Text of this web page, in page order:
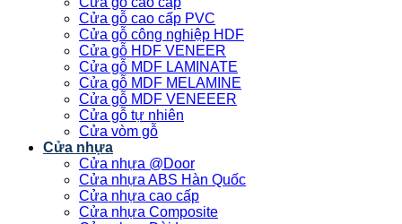
Cửa gỗ cao cấp PVC
Cửa gỗ công nghiệp HDF
Cửa gỗ HDF VENEER
Cửa gỗ MDF LAMINATE
Cửa gỗ MDF MELAMINE
Cửa gỗ MDF VENEEER
Cửa gỗ tự nhiên
Cửa vòm gỗ
Cửa nhựa
Cửa nhựa @Door
Cửa nhựa ABS Hàn Quốc
Cửa nhựa cao cấp
Cửa nhựa Composite